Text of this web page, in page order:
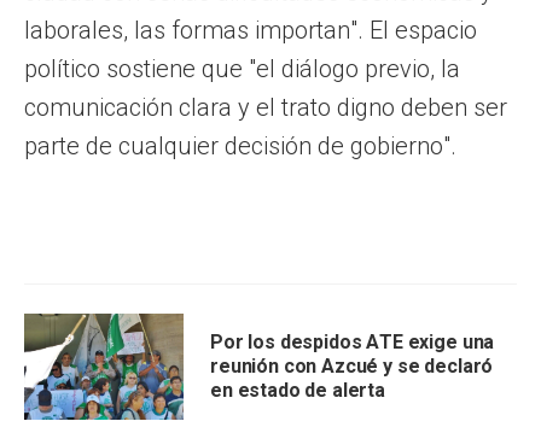
laborales, las formas importan". El espacio
político sostiene que "el diálogo previo, la
comunicación clara y el trato digno deben ser
parte de cualquier decisión de gobierno".
Por los despidos ATE exige una
reunión con Azcué y se declaró
en estado de alerta